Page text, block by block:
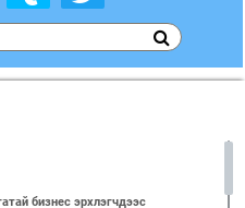
бизнес эрхлэгчдээс